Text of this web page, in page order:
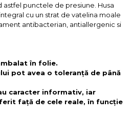
astfel punctele de presiune. Husa
cu un strat de vatelina moale
antibacterian, antiallergenic si
în folie.
pot avea o toleranță de până
caracter informativ, iar
față de cele reale, în funcție